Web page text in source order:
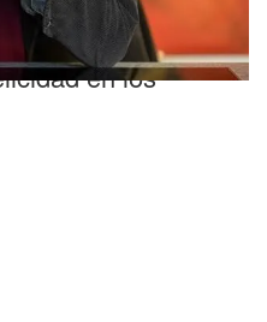
sobre la
en los